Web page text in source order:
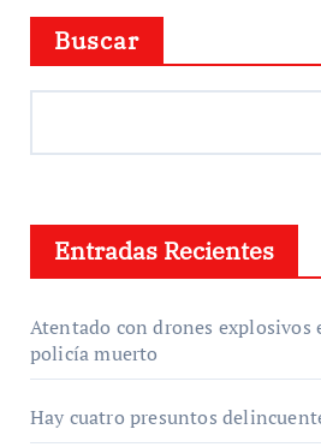
Buscar
Entradas Recientes
Atentado con drones explosivos
policía muerto
Hay cuatro presuntos